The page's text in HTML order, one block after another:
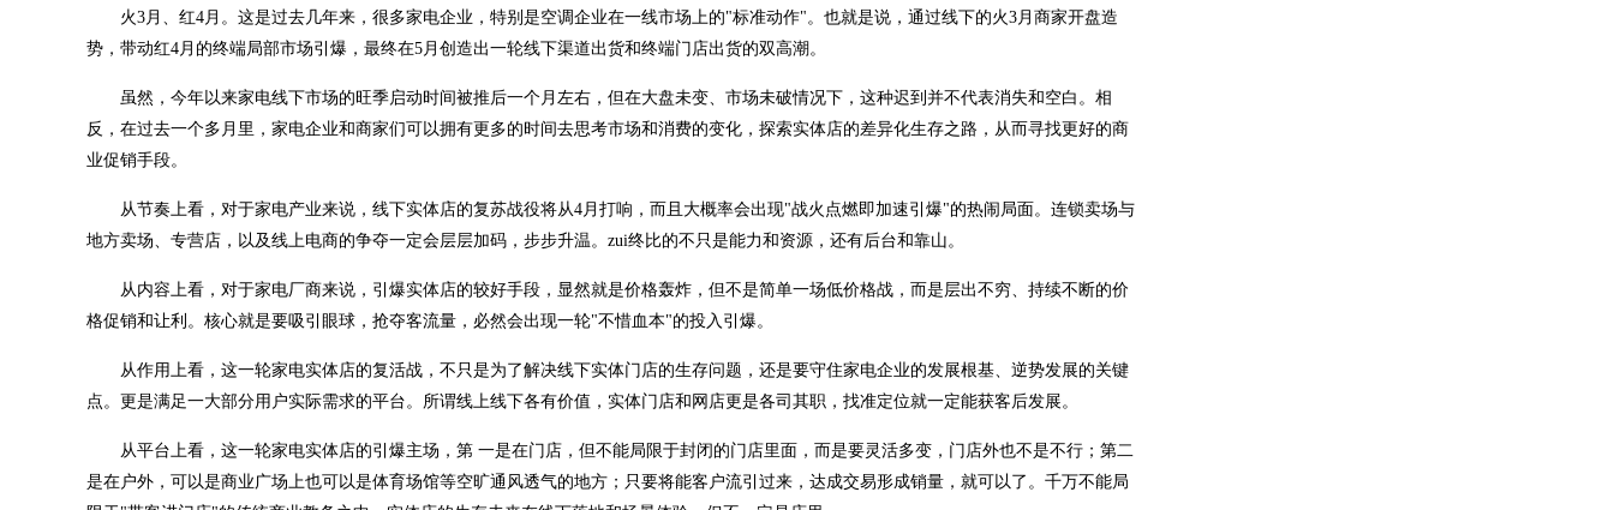
火3月、红4月。这是过去几年来，很多家电企业，特别是空调企业在一线市场上的"标准动作"。也就是说，通过线下的火3月商家开盘造
势，带动红4月的终端局部市场引爆，最终在5月创造出一轮线下渠道出货和终端门店出货的双高潮。
虽然，今年以来家电线下市场的旺季启动时间被推后一个月左右，但在大盘未变、市场未破情况下，这种迟到并不代表消失和空白。相
反，在过去一个多月里，家电企业和商家们可以拥有更多的时间去思考市场和消费的变化，探索实体店的差异化生存之路，从而寻找更好的商
业促销手段。
从节奏上看，对于家电产业来说，线下实体店的复苏战役将从4月打响，而且大概率会出现"战火点燃即加速引爆"的热闹局面。连锁卖场与
地方卖场、专营店，以及线上电商的争夺一定会层层加码，步步升温。zui终比的不只是能力和资源，还有后台和靠山。
从内容上看，对于家电厂商来说，引爆实体店的较好手段，显然就是价格轰炸，但不是简单一场低价格战，而是层出不穷、持续不断的价
格促销和让利。核心就是要吸引眼球，抢夺客流量，必然会出现一轮"不惜血本"的投入引爆。
从作用上看，这一轮家电实体店的复活战，不只是为了解决线下实体门店的生存问题，还是要守住家电企业的发展根基、逆势发展的关键
点。更是满足一大部分用户实际需求的平台。所谓线上线下各有价值，实体门店和网店更是各司其职，找准定位就一定能获客后发展。
从平台上看，这一轮家电实体店的引爆主场，第 一是在门店，但不能局限于封闭的门店里面，而是要灵活多变，门店外也不是不行；第二
是在户外，可以是商业广场上也可以是体育场馆等空旷通风透气的地方；只要将能客户流引过来，达成交易形成销量，就可以了。千万不能局